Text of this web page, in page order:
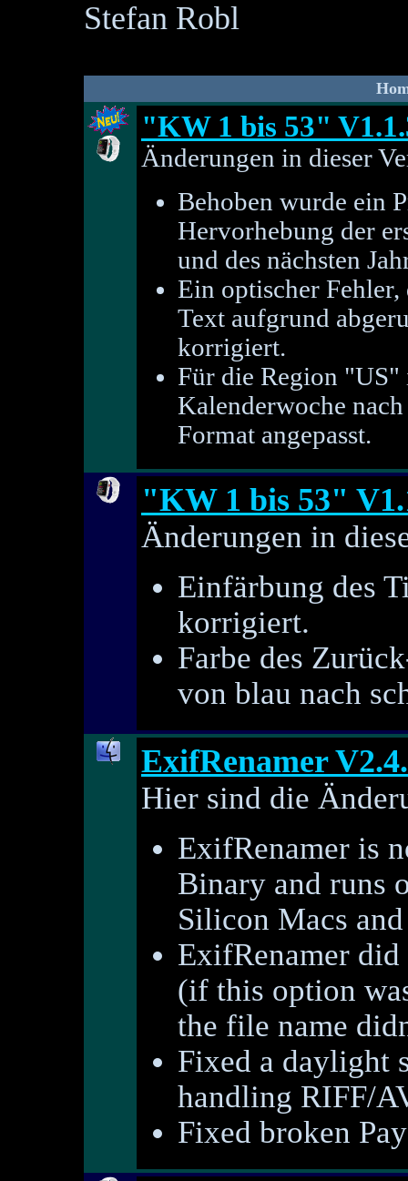
Stefan Robl
"KW 1 bis 53"
Änderungen in dieser
Behoben wurde ein
Hervorhebung der
und des nächsten
Ein optischer
Text aufgrund
korrigiert.
Für die Region "US"
Kalenderwoche
Format angepasst.
"KW 1 bis 53"
Änderungen in
Einfärbung des
korrigiert.
Farbe des
von blau nach
ExifRenamer
Hier sind die
ExifRenamer is
Binary and runs
Silicon Macs
ExifRenamer did
(if this option
the file name
Fixed a daylight
handling RIFF/
Fixed broken